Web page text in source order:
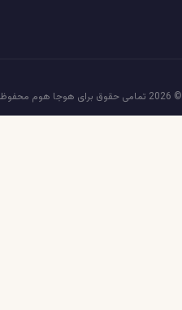
© 2026 تمامی حقوق برای هوجا هوم محفوظ است